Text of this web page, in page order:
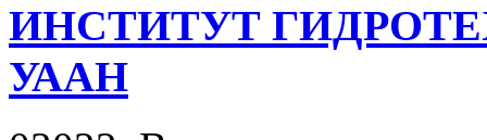
ИНСТИТУТ
УААН